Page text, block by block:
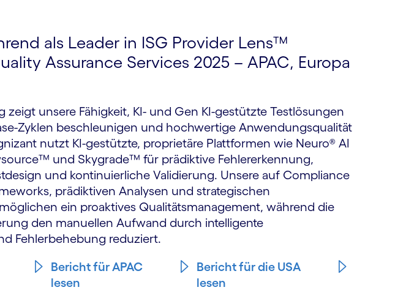
als Leader in ISG Provider Lens™
Assurance Services 2025 – APAC, Europa
zeigt unsere Fähigkeit, KI- und Gen KI-gestützte Testlösungen
Zyklen beschleunigen und hochwertige Anwendungsqualität
nutzt KI-gestützte, proprietäre Plattformen wie Neuro® AI
und Skygrade™ für prädiktive Fehlererkennung,
und kontinuierliche Validierung. Unsere auf Compliance
prädiktiven Analysen und strategischen
ein proaktives Qualitätsmanagement, während die
den manuellen Aufwand durch intelligente
Fehlerbehebung reduziert.
Bericht für APAC
lesen
Bericht für die USA
lesen